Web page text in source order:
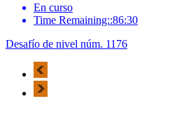
En curso
Time Remaining::86:30
Desafío de nivel núm. 1176